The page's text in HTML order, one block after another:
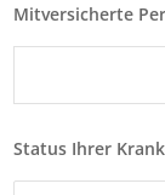
Mitversicherte
Status Ihrer